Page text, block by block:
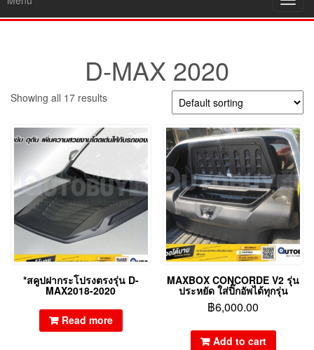
D-MAX 2020
Showing all 17 results
*สคูปฝากระโปรงตรงรุ่น D-
MAX2018-2020
Read more
MAXBOX CONCORDE V2 รุ่น
ประหยัด ใส่ปิ๊กอัพได้ทุกรุ่น
฿6,000.00
Add to cart